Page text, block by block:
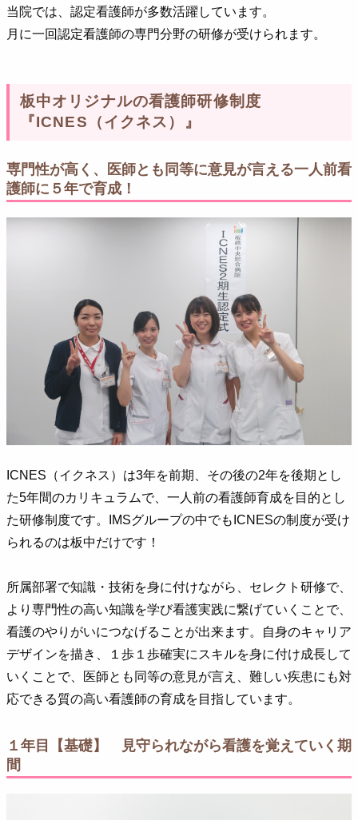
当院では、認定看護師が多数活躍しています。
月に一回認定看護師の専門分野の研修が受けられます。
板中オリジナルの看護師研修制度
『ICNES（イクネス）』
専門性が高く、医師とも同等に意見が言える一人前看
護師に５年で育成！
ICNES（イクネス）は3年を前期、その後の2年を後期とし
た5年間のカリキュラムで、一人前の看護師育成を目的とし
た研修制度です。IMSグループの中でもICNESの制度が受け
られるのは板中だけです！
所属部署で知識・技術を身に付けながら、セレクト研修で、
より専門性の高い知識を学び看護実践に繋げていくことで、
看護のやりがいにつなげることが出来ます。自身のキャリア
デザインを描き、１歩１歩確実にスキルを身に付け成長して
いくことで、医師とも同等の意見が言え、難しい疾患にも対
応できる質の高い看護師の育成を目指しています。
１年目【基礎】 見守られながら看護を覚えていく期
間